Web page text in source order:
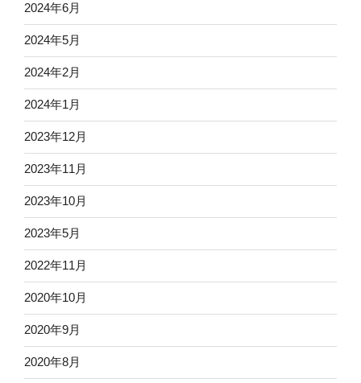
2024年6月
2024年5月
2024年2月
2024年1月
2023年12月
2023年11月
2023年10月
2023年5月
2022年11月
2020年10月
2020年9月
2020年8月